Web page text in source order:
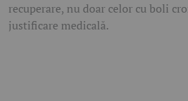
recuperare, nu doar celor cu boli
justificare medicală.